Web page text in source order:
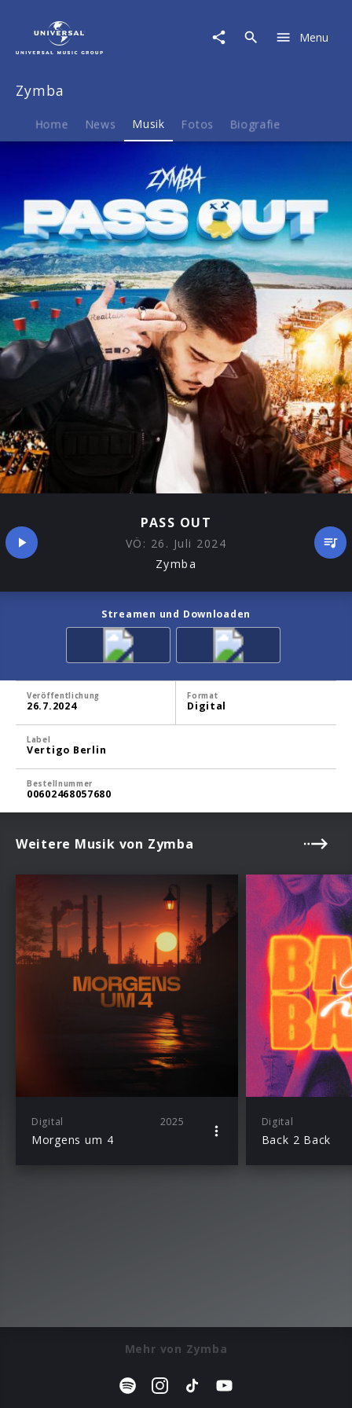
OUT
Menu
Zymba
Home News Musik Fotos Biografie
PASS OUT
VÖ: 26. Juli 2024
Zymba
Streamen und Downloaden
Veröffentlichung
26.7.2024
Format
Digital
Label
Vertigo Berlin
Bestellnummer
00602468057680
Weitere Musik von Zymba
Digital 2025
Morgens um 4
Digital
Back 2 Back
Mehr von Zymba